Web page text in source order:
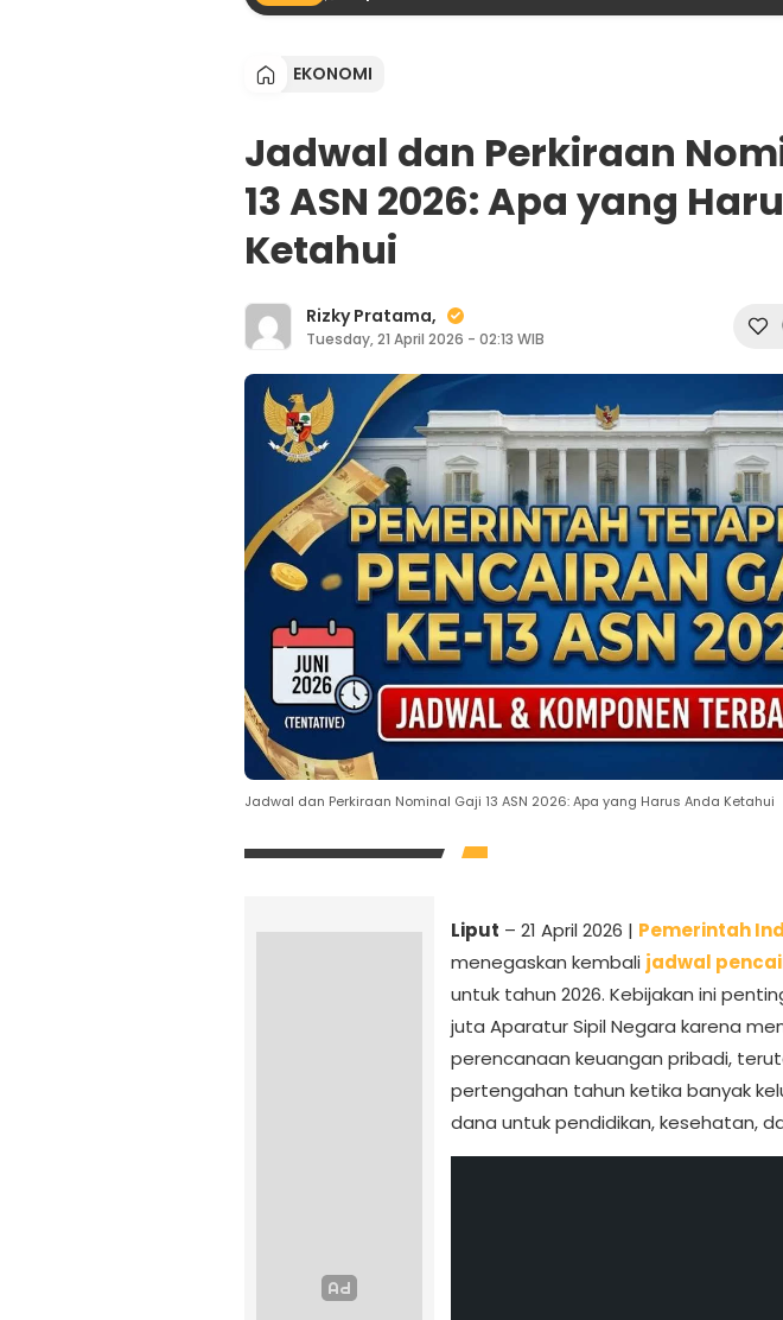
EKONOMI
Jadwal dan Perkiraan
13 ASN 2026: Apa yang
Ketahui
Rizky Pratama,
Tuesday, 21 April 2026 - 02:13 WIB
Jadwal dan Perkiraan Nominal Gaji 13 ASN 2026: Apa yang Harus Anda Ketahui
Liput – 21 April 2026 | Pemerintah
menegaskan kembali jadwal
untuk tahun 2026. Kebijakan ini
juta Aparatur Sipil Negara karena
perencanaan keuangan pribadi,
pertengahan tahun ketika banyak
dana untuk pendidikan, kesehatan,